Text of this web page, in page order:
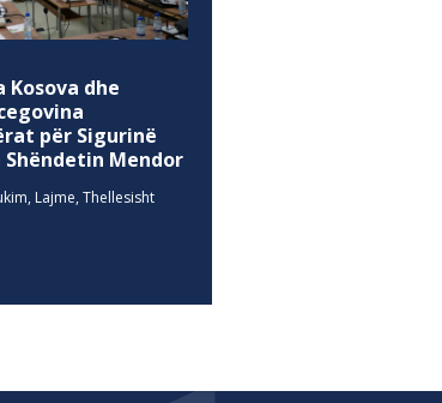
Kosova dhe
për Sigurinë
Mendor
, Lajme,Thellesisht